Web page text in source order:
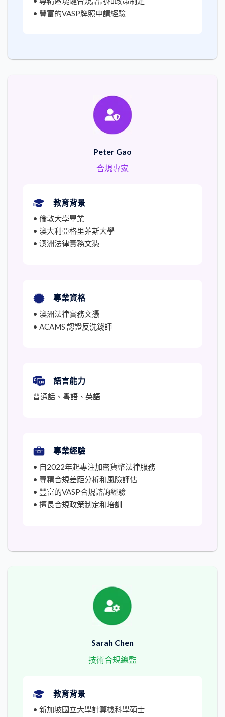
• 豐富的VASP牌照申請經驗
Peter Gao
合規專家
教育背景
• 倫敦大學畢業
• 澳大利亞格里菲斯大學
• 澳洲法律實務文憑
專業資格
• 澳洲法律實務文憑
• ACAMS 認證反洗錢師
語言能力
普通話、粵語、英語
專業經驗
• 自2022年起專注加密貨幣法律服務
• 專精合規差距分析和風險評估
• 豐富的VASP合規諮詢經驗
• 擅長合規政策制定和培訓
Sarah Chen
技術合規總監
教育背景
• 新加坡國立大學計算機科學碩士